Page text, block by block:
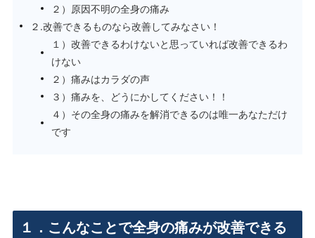
２）原因不明の全身の痛み
２.改善できるものなら改善してみなさい！
１）改善できるわけないと思っていれば改善できるわ
けない
２）痛みはカラダの声
３）痛みを、どうにかしてください！！
４）その全身の痛みを解消できるのは唯一あなただけ
です
１．こんなことで全身の痛みが改善できる